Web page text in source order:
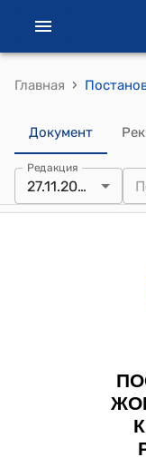
Главная ›
Документ
Редакция
27.11.2024